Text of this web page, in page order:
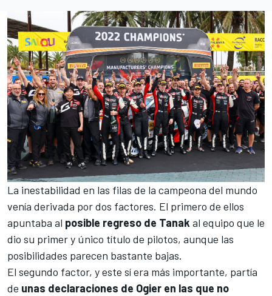
La inestabilidad en las filas de la campeona del mundo
venía derivada por dos factores. El primero de ellos
apuntaba al posible regreso de Tanakal equipo que le
dio su primer y único título de pilotos, aunque las
posibilidades parecen bastante bajas.
El segundo factor, y este sí era más importante, partía
de unas declaraciones de Ogier en las que no